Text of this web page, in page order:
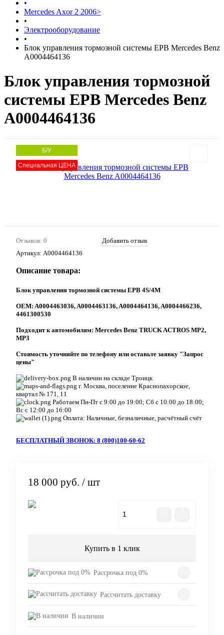
•
Mercedes Axor 2 2006>
•
Электрооборудование
•
Блок управления тормозной системы EPB Mercedes Benz
A0004464136
Блок управления тормозной
системы EPB Mercedes Benz
A0004464136
Б/У
Специальная ЦЕНА
Отзывов: 0
Добавить отзыв
Артикул: A0004464136
Описание товара:
Блок управления тормозной системы EPB 4S/4M
ОEM: A0004463036, A0004463136, A0004464136, A0004466236,
4461300530
Подходит к автомобилям: Mercedes Benz TRUCK ACTROS MP2,
MP3
Стоимость уточняйте по телефону или оставьте заявку "Запрос
цены"
В наличии на складе Троицк
г. Москва, поселение Краснопахорское,
квартал № 171, 11
Работаем Пн-Пт с 9:00 до 19:00; Сб с 10:00 до 18:00;
Вс с 12:00 до 16:00
Оплата: Наличные, безналичные, расчётный счёт
БЕСПЛАТНЫЙ ЗВОНОК: 8 (800)100-60-62
18 000 руб. / шт
Купить в 1 клик
Рассрочка под 0%
Рассчитать доставку
В наличии